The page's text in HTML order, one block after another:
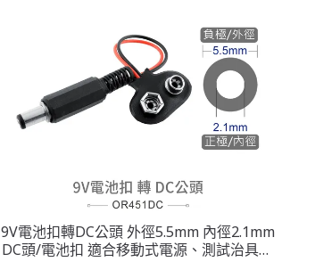
9V電池扣轉DC公頭 外徑5.5mm 內徑2.1mm
DC頭/電池扣 適合移動式電源、測試治具、